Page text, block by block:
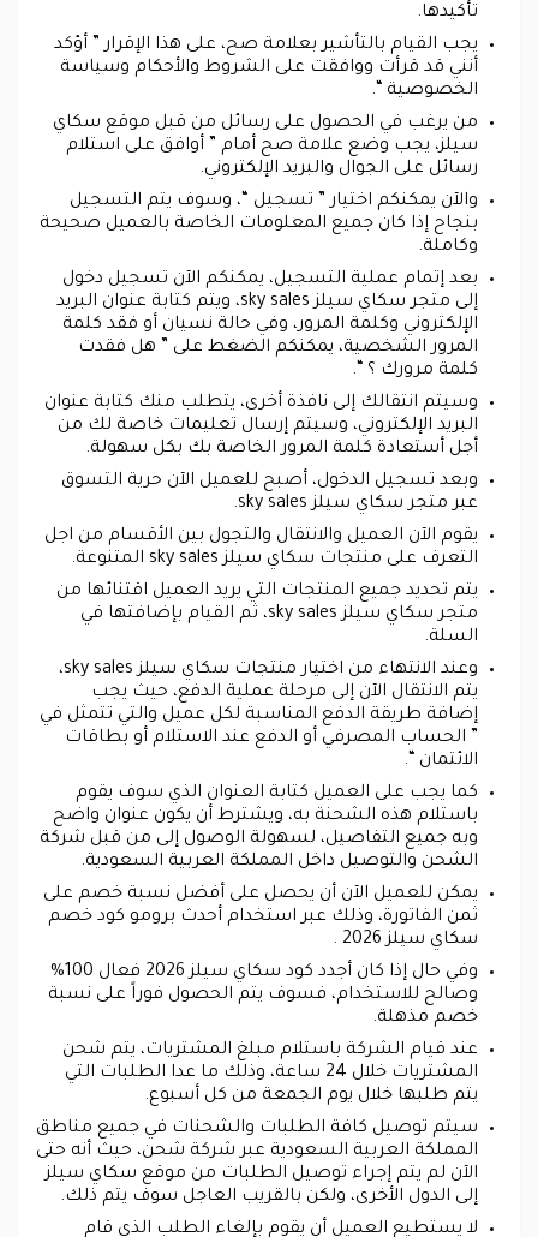
تأكيدها.
يجب القيام بالتأشير بعلامة صح، على هذا الإقرار ” أؤكد
أنني قد قرأت ووافقت على الشروط والأحكام وسياسة
الخصوصية “.
من يرغب في الحصول على رسائل من قبل موقع سكاي
سيلز، يجب وضع علامة صح أمام ” أوافق على استلام
رسائل على الجوال والبريد الإلكتروني.
والآن يمكنكم اختيار ” تسجيل “، وسوف يتم التسجيل
بنجاح إذا كان جميع المعلومات الخاصة بالعميل صحيحة
وكاملة.
بعد إتمام عملية التسجيل، يمكنكم الآن تسجيل دخول
إلى متجر سكاي سيلز sky sales، ويتم كتابة عنوان البريد
الإلكتروني وكلمة المرور، وفي حالة نسيان أو فقد كلمة
المرور الشخصية، يمكنكم الضغط على ” هل فقدت
كلمة مرورك ؟ “.
وسيتم انتقالك إلى نافذة أخرى، يتطلب منك كتابة عنوان
البريد الإلكتروني، وسيتم إرسال تعليمات خاصة لك من
أجل أستعادة كلمة المرور الخاصة بك بكل سهولة.
وبعد تسجيل الدخول، أصبح للعميل الآن حرية التسوق
عبر متجر سكاي سيلز sky sales.
يقوم الآن العميل والانتقال والتجول بين الأقسام من اجل
التعرف على منتجات سكاي سيلز sky sales المتنوعة.
يتم تحديد جميع المنتجات التي يريد العميل اقتنائها من
متجر سكاي سيلز sky sales، ثم القيام بإضافتها في
السلة.
وعند الانتهاء من اختيار منتجات سكاي سيلز sky sales،
يتم الانتقال الآن إلى مرحلة عملية الدفع، حيث يجب
إضافة طريقة الدفع المناسبة لكل عميل والتي تتمثل في
” الحساب المصرفي أو الدفع عند الاستلام أو بطاقات
الائتمان “.
كما يجب على العميل كتابة العنوان الذي سوف يقوم
باستلام هذه الشحنة به، ويشترط أن يكون عنوان واضح
وبه جميع التفاصيل، لسهولة الوصول إلى من قبل شركة
الشحن والتوصيل داخل المملكة العربية السعودية.
يمكن للعميل الآن أن يحصل على أفضل نسبة خصم على
ثمن الفاتورة، وذلك عبر استخدام أحدث برومو كود خصم
سكاي سيلز 2026 .
وفي حال إذا كان أجدد كود سكاي سيلز 2026 فعال 100%
وصالح للاستخدام، فسوف يتم الحصول فوراً على نسبة
خصم مذهلة.
عند قيام الشركة باستلام مبلغ المشتريات، يتم شحن
المشتريات خلال 24 ساعة، وذلك ما عدا الطلبات التي
يتم طلبها خلال يوم الجمعة من كل أسبوع.
سيتم توصيل كافة الطلبات والشحنات في جميع مناطق
المملكة العربية السعودية عبر شركة شحن، حيث أنه حتى
الآن لم يتم إجراء توصيل الطلبات من موقع سكاي سيلز
إلى الدول الأخرى، ولكن بالقريب العاجل سوف يتم ذلك.
لا يستطيع العميل أن يقوم بإلغاء الطلب الذي قام